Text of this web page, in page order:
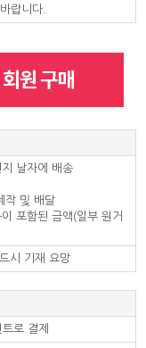
랍니다.
날자에 배송
작 및 배달
포함된 금액(일부 원거
시 기재 요망
로 결제